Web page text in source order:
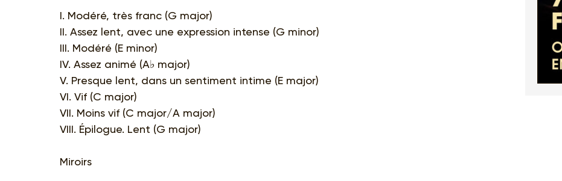
I. Modéré, très franc (G major)
II. Assez lent, avec une expression intense (G minor)
III. Modéré (E minor)
IV. Assez animé (A♭ major)
V. Presque lent, dans un sentiment intime (E major)
VI. Vif (C major)
VII. Moins vif (C major/A major)
VIII. Épilogue. Lent (G major)
Miroirs